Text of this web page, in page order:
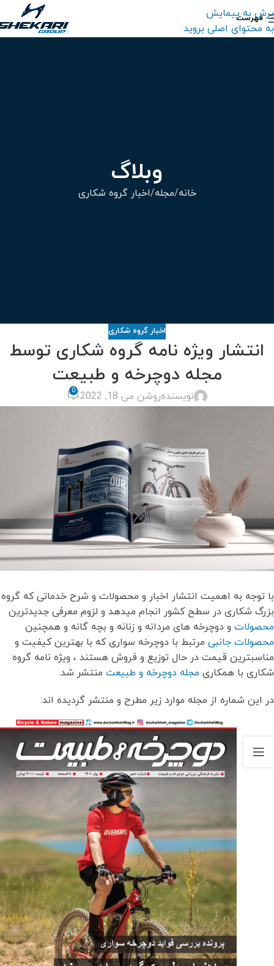
پرش به پیمایش
به محتوای اصلی بروید
فهرست
وبلاگ
خانه مجله اخبار گروه شکاری
اخبار گروه شکاری
انتشار ویژه نامه گروه شکاری توسط
مجله دوچرخه و طبیعت
نویسندهروشن می 18, 2022 0
با توجه به اهمیت انتشار اخبار و محصولات و شرح خدماتی که گروه
بزرگ شکاری در سطح کشور انجام میدهد و لزوم معرفی جدیدترین
محصولات و دوچرخه های مردانه و زنانه و بچه گانه و همچنین
محصولات جانبی مرتبط با دوچرخه سواری که با بهترین کیفیت و
مناسبترین قیمت در حال توزیع و فروش هستند ، ویژه نامه گروه
شکاری با همکاری مجله دوچرخه و طبیعت منتشر شد.
در این شماره از مجله موارد زیر مطرح و منتشر گردیده اند: